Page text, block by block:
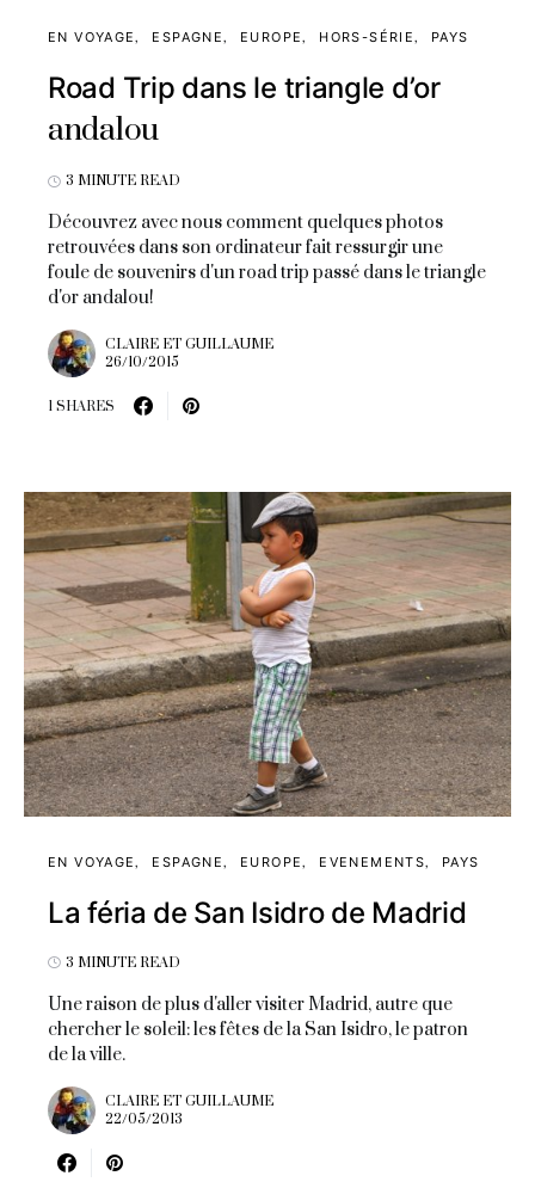
EN VOYAGE ESPAGNE EUROPE HORS-SÉRIE PAYS
Road Trip dans le triangle d’or
andalou
3 MINUTE READ
Découvrez avec nous comment quelques photos
retrouvées dans son ordinateur fait ressurgir une
foule de souvenirs d'un road trip passé dans le triangle
d'or andalou!
CLAIRE ET GUILLAUME
26/10/2015
1 SHARES
EN VOYAGE ESPAGNE EUROPE EVENEMENTS PAYS
La féria de San Isidro de Madrid
3 MINUTE READ
Une raison de plus d'aller visiter Madrid, autre que
chercher le soleil: les fêtes de la San Isidro, le patron
de la ville.
CLAIRE ET GUILLAUME
22/05/2013